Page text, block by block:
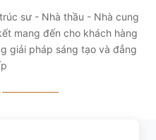
sư - Nhà thầu - Nhà cung
mang đến cho khách hàng
giải pháp sáng tạo và đẳng